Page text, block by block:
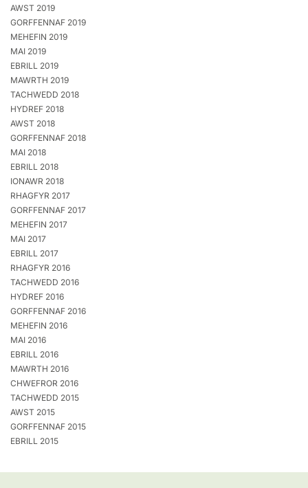
AWST 2019
GORFFENNAF 2019
MEHEFIN 2019
MAI 2019
EBRILL 2019
MAWRTH 2019
TACHWEDD 2018
HYDREF 2018
AWST 2018
GORFFENNAF 2018
MAI 2018
EBRILL 2018
IONAWR 2018
RHAGFYR 2017
GORFFENNAF 2017
MEHEFIN 2017
MAI 2017
EBRILL 2017
RHAGFYR 2016
TACHWEDD 2016
HYDREF 2016
GORFFENNAF 2016
MEHEFIN 2016
MAI 2016
EBRILL 2016
MAWRTH 2016
CHWEFROR 2016
TACHWEDD 2015
AWST 2015
GORFFENNAF 2015
EBRILL 2015